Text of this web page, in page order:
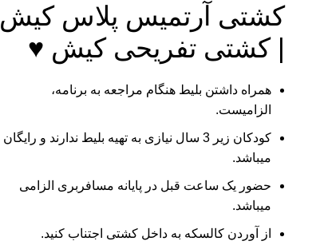
کشتی آرتمیس پلاس کیش
| کشتی تفریحی کیش ♥
همراه داشتن بلیط هنگام مراجعه به برنامه،
الزامیست.
کودکان زیر 3 سال نیازی به تهیه بلیط ندارند و رایگان
میباشد.
حضور یک ساعت قبل در پایانه مسافربری الزامی
میباشد.
از آوردن کالسکه به داخل کشتی اجتناب کنید.